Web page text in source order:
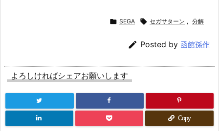
 SEGA  セガサターン , 分解
 Posted by 函館孫作
よろしければシェアお願いします
Copy